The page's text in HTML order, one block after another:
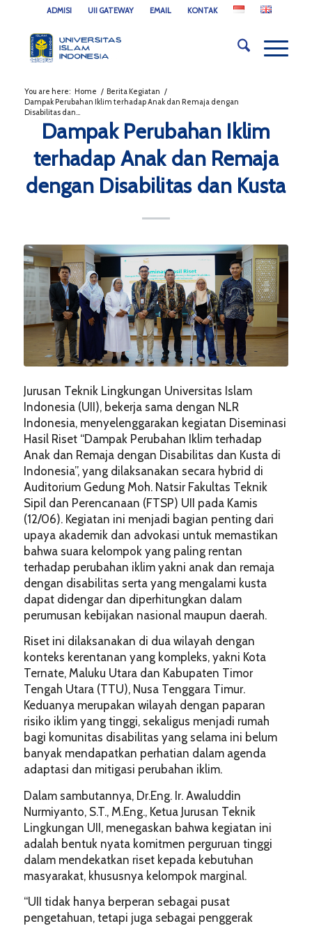
ADMISI UII GATEWAY EMAIL KONTAK
You are here: Home / Berita Kegiatan /
Dampak Perubahan Iklim terhadap Anak dan Remaja dengan
Disabilitas dan...
Dampak Perubahan Iklim
terhadap Anak dan Remaja
dengan Disabilitas dan Kusta
Jurusan Teknik Lingkungan Universitas Islam
Indonesia (UII), bekerja sama dengan NLR
Indonesia, menyelenggarakan kegiatan Diseminasi
Hasil Riset “Dampak Perubahan Iklim terhadap
Anak dan Remaja dengan Disabilitas dan Kusta di
Indonesia”, yang dilaksanakan secara hybrid di
Auditorium Gedung Moh. Natsir Fakultas Teknik
Sipil dan Perencanaan (FTSP) UII pada Kamis
(12/06). Kegiatan ini menjadi bagian penting dari
upaya akademik dan advokasi untuk memastikan
bahwa suara kelompok yang paling rentan
terhadap perubahan iklim yakni anak dan remaja
dengan disabilitas serta yang mengalami kusta
dapat didengar dan diperhitungkan dalam
perumusan kebijakan nasional maupun daerah.
Riset ini dilaksanakan di dua wilayah dengan
konteks kerentanan yang kompleks, yakni Kota
Ternate, Maluku Utara dan Kabupaten Timor
Tengah Utara (TTU), Nusa Tenggara Timur.
Keduanya merupakan wilayah dengan paparan
risiko iklim yang tinggi, sekaligus menjadi rumah
bagi komunitas disabilitas yang selama ini belum
banyak mendapatkan perhatian dalam agenda
adaptasi dan mitigasi perubahan iklim.
Dalam sambutannya, Dr.Eng. Ir. Awaluddin
Nurmiyanto, S.T., M.Eng., Ketua Jurusan Teknik
Lingkungan UII, menegaskan bahwa kegiatan ini
adalah bentuk nyata komitmen perguruan tinggi
dalam mendekatkan riset kepada kebutuhan
masyarakat, khususnya kelompok marginal.
“UII tidak hanya berperan sebagai pusat
pengetahuan, tetapi juga sebagai penggerak